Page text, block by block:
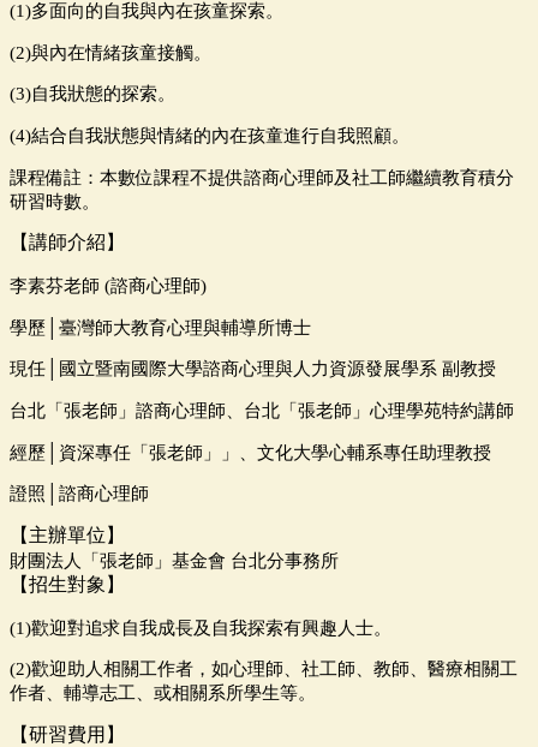
(1)多面向的自我與內在孩童探索。
(2)與內在情緒孩童接觸。
(3)自我狀態的探索。
(4)結合自我狀態與情緒的內在孩童進行自我照顧。
課程備註：本數位課程不提供諮商心理師及社工師繼續教育積分
研習時數。
【講師介紹】
李素芬老師 (諮商心理師)
學歷│臺灣師大教育心理與輔導所博士
現任│國立暨南國際大學諮商心理與人力資源發展學系 副教授
台北「張老師」諮商心理師、台北「張老師」心理學苑特約講師
經歷│資深專任「張老師」」、文化大學心輔系專任助理教授
證照│諮商心理師
【主辦單位】
財團法人「張老師」基金會 台北分事務所
【招生對象】
(1)歡迎對追求自我成長及自我探索有興趣人士。
(2)歡迎助人相關工作者，如心理師、社工師、教師、醫療相關工
作者、輔導志工、或相關系所學生等。
【研習費用】